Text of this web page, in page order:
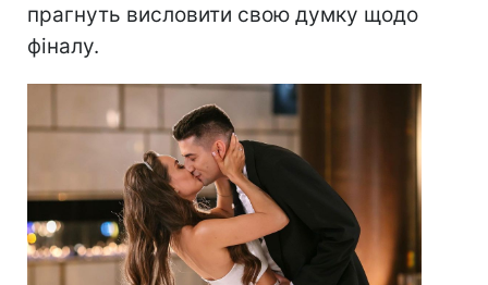
прагнуть висловити свою думку щодо
фіналу.